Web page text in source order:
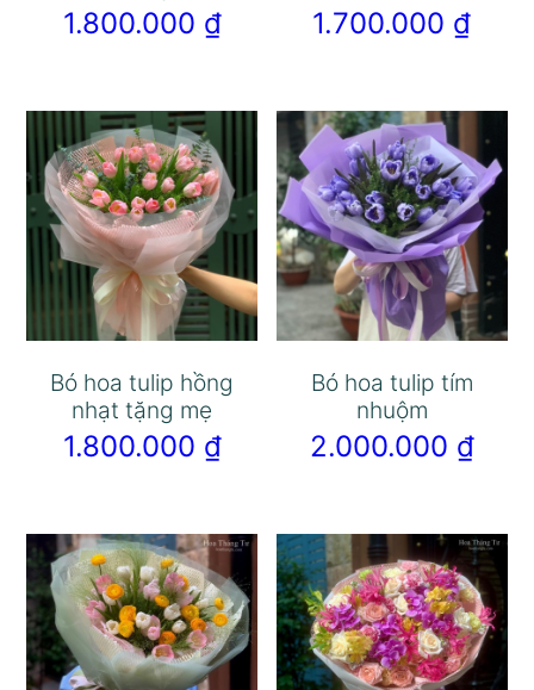
1.800.000 ₫ 1.700.000 ₫
Bó hoa tulip hồng
nhạt tặng mẹ
1.800.000 ₫
Bó hoa tulip tím
nhuộm
2.000.000 ₫